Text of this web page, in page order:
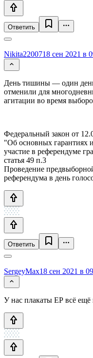
Ответить
Nikita2200718 сен 2021 в
День тишины — один день
отменили для
агитации во время
Федеральный закон от
"Об основных гарантиях
участие в референдуме
статья 49 п.3
Проведение
референдума в день
Ответить
SergeyMax18 сен 2021 в
У нас плакаты ЕР всё ещё